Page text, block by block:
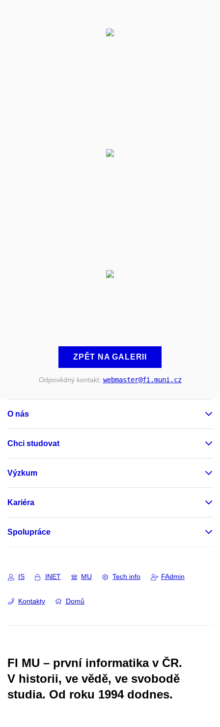
ZPĚT NA GALERII
Odpovědný kontakt: webmaster@fi .muni .cz
O nás
Chci studovat
Výzkum
Kariéra
Spolupráce
IS INET MU Tech info FAdmin
Kontakty Domů
FI MU – první informatika v ČR.
V historii, ve vědě, ve svobodě
studia. Od roku 1994 dodnes.